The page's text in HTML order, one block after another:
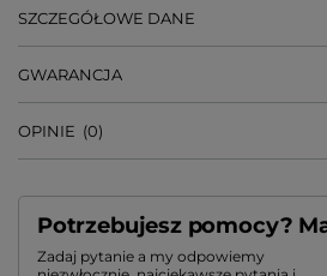
SZCZEGÓŁOWE DANE
GWARANCJA
OPINIE (0)
Potrzebujesz pomocy?
Zadaj pytanie a my odpowiemy